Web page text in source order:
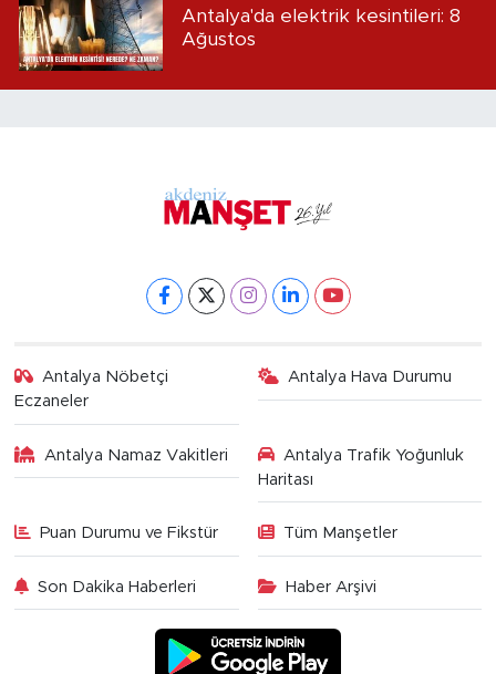
Antalya'da elektrik kesintileri: 8
Ağustos
Antalya Nöbetçi
Eczaneler
Antalya Hava Durumu
Antalya Namaz Vakitleri
Antalya Trafik Yoğunluk
Haritası
Puan Durumu ve Fikstür Tüm Manşetler
Son Dakika Haberleri Haber Arşivi